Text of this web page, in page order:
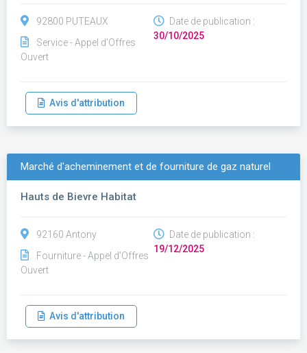
92800 PUTEAUX
Service - Appel d'Offres
Ouvert
Date de publication :
30/10/2025
Avis d'attribution
Marché d'acheminement et de fourniture de gaz naturel
Hauts de Bievre Habitat
92160 Antony
Fourniture - Appel d'Offres
Ouvert
Date de publication :
19/12/2025
Avis d'attribution